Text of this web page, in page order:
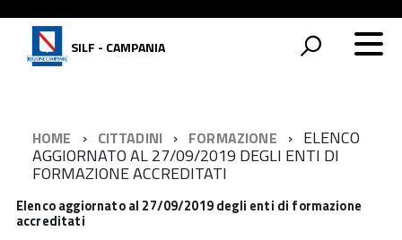
SILF - CAMPANIA
HOME CITTADINI FORMAZIONE ELENCO
AGGIORNATO AL 27/09/2019 DEGLI ENTI DI
FORMAZIONE ACCREDITATI
Elenco aggiornato al 27/09/2019 degli enti di formazione
accreditati